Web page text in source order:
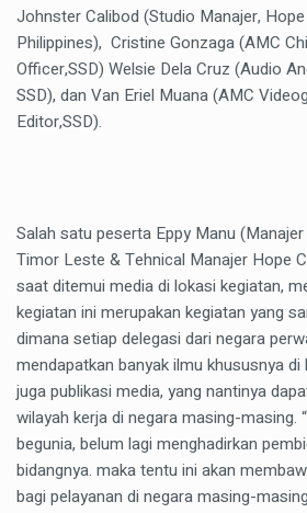
Johnster Calibod (Studio Manajer,
Philippines), Cristine Gonzaga (AMC
Officer,SSD) Welsie Dela Cruz (Audio
SSD), dan Van Eriel Muana (AMC
Editor,SSD).
Salah satu peserta Eppy Manu
Timor Leste & Tehnical Manajer Hope
saat ditemui media di lokasi kegiatan,
kegiatan ini merupakan kegiatan yang
dimana setiap delegasi dari negara
mendapatkan banyak ilmu khususnya
juga publikasi media, yang nantinya
wilayah kerja di negara masing-masing.
begunia, belum lagi menghadirkan
bidangnya. maka tentu ini akan
bagi pelayanan di negara masing-